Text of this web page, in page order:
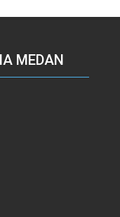
MEDAN